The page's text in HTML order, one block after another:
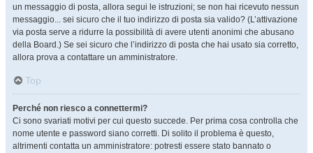
un messaggio di posta, allora segui le istruzioni; se non hai ricevuto nessun
messaggio... sei sicuro che il tuo indirizzo di posta sia valido? (L’attivazione
via posta serve a ridurre la possibilità di avere utenti anonimi che abusano
della Board.) Se sei sicuro che l’indirizzo di posta che hai usato sia corretto,
allora prova a contattare un amministratore.
Top
Perché non riesco a connettermi?
Ci sono svariati motivi per cui questo succede. Per prima cosa controlla che
nome utente e password siano corretti. Di solito il problema è questo,
altrimenti contatta un amministratore: potresti essere stato bannato o